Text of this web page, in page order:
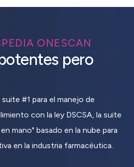
ONESCAN
pero
#1 para el manejo de
con la ley DSCSA, la suite
mano" basado en la nube para
en la industria farmacéutica.